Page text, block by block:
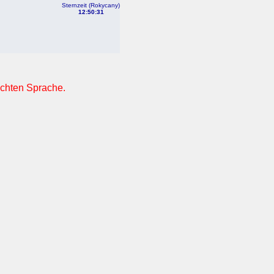
Sternzeit (Rokycany)
12:50:31
Sprache.